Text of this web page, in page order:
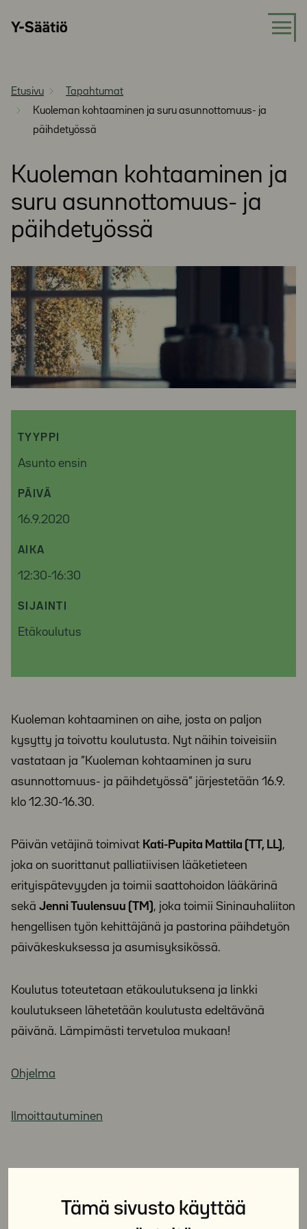
Tämä sivusto käyttää
suoraan
Y-
Etusivu
Tapahtumat
Kuoleman kohtaaminen ja suru asunnottomuus- ja
päihdetyössä
Kuoleman kohtaaminen ja
suru asunnottomuus- ja
päihdetyössä
TYYPPI
Asunto ensin
PÄIVÄ
16.9.2020
AIKA
12:30-16:30
SIJAINTI
Etäkoulutus
Kuoleman kohtaaminen on aihe, josta on paljon
kysytty ja toivottu koulutusta. Nyt näihin toiveisiin
vastataan ja ”Kuoleman kohtaaminen ja suru
asunnottomuus- ja päihdetyössä” järjestetään 16.9.
klo 12.30-16.30.
Päivän vetäjinä toimivat Kati-Pupita Mattila (TT, LL) ,
joka on suorittanut palliatiivisen lääketieteen
erityispätevyyden ja toimii saattohoidon lääkärinä
sekä Jenni Tuulensuu (TM) , joka toimii Sininauhaliiton
hengellisen työn kehittäjänä ja pastorina päihdetyön
päiväkeskuksessa ja asumisyksikössä.
Koulutus toteutetaan etäkoulutuksena ja linkki
koulutukseen lähetetään koulutusta edeltävänä
päivänä. Lämpimästi tervetuloa mukaan!
Ohjelma
Ilmoittautuminen